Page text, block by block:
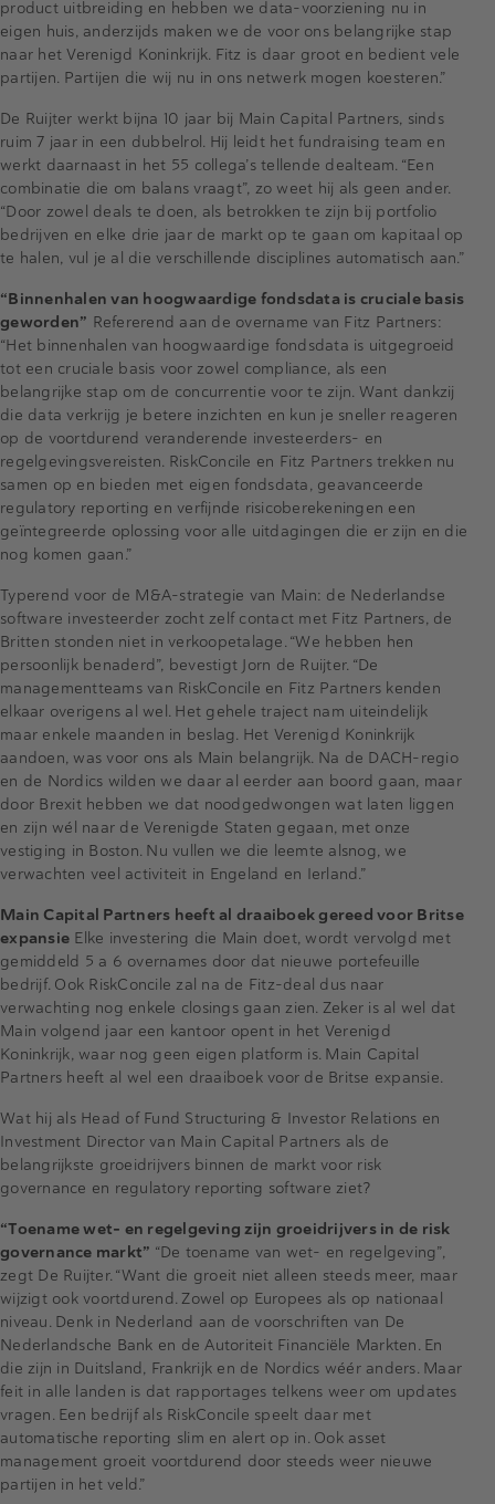
product uitbreiding en hebben we data-voorziening nu in
eigen huis, anderzijds maken we de voor ons belangrijke stap
naar het Verenigd Koninkrijk. Fitz is daar groot en bedient vele
partijen. Partijen die wij nu in ons netwerk mogen koesteren.”
De Ruijter werkt bijna 10 jaar bij Main Capital Partners, sinds
ruim 7 jaar in een dubbelrol. Hij leidt het fundraising team en
werkt daarnaast in het 55 collega’s tellende dealteam. “Een
combinatie die om balans vraagt”, zo weet hij als geen ander.
“Door zowel deals te doen, als betrokken te zijn bij portfolio
bedrijven en elke drie jaar de markt op te gaan om kapitaal op
te halen, vul je al die verschillende disciplines automatisch aan.”
“Binnenhalen van hoogwaardige fondsdata is cruciale basis
geworden” Refererend aan de overname van Fitz Partners:
“Het binnenhalen van hoogwaardige fondsdata is uitgegroeid
tot een cruciale basis voor zowel compliance, als een
belangrijke stap om de concurrentie voor te zijn. Want dankzij
die data verkrijg je betere inzichten en kun je sneller reageren
op de voortdurend veranderende investeerders- en
regelgevingsvereisten. RiskConcile en Fitz Partners trekken nu
samen op en bieden met eigen fondsdata, geavanceerde
regulatory reporting en verfijnde risicoberekeningen een
geïntegreerde oplossing voor alle uitdagingen die er zijn en die
nog komen gaan.”
Typerend voor de M&A-strategie van Main: de Nederlandse
software investeerder zocht zelf contact met Fitz Partners, de
Britten stonden niet in verkoopetalage. “We hebben hen
persoonlijk benaderd”, bevestigt Jorn de Ruijter. “De
managementteams van RiskConcile en Fitz Partners kenden
elkaar overigens al wel. Het gehele traject nam uiteindelijk
maar enkele maanden in beslag. Het Verenigd Koninkrijk
aandoen, was voor ons als Main belangrijk. Na de DACH-regio
en de Nordics wilden we daar al eerder aan boord gaan, maar
door Brexit hebben we dat noodgedwongen wat laten liggen
en zijn wél naar de Verenigde Staten gegaan, met onze
vestiging in Boston. Nu vullen we die leemte alsnog, we
verwachten veel activiteit in Engeland en Ierland.”
Main Capital Partners heeft al draaiboek gereed voor Britse
expansie Elke investering die Main doet, wordt vervolgd met
gemiddeld 5 a 6 overnames door dat nieuwe portefeuille
bedrijf. Ook RiskConcile zal na de Fitz-deal dus naar
verwachting nog enkele closings gaan zien. Zeker is al wel dat
Main volgend jaar een kantoor opent in het Verenigd
Koninkrijk, waar nog geen eigen platform is. Main Capital
Partners heeft al wel een draaiboek voor de Britse expansie.
Wat hij als Head of Fund Structuring & Investor Relations en
Investment Director van Main Capital Partners als de
belangrijkste groeidrijvers binnen de markt voor risk
governance en regulatory reporting software ziet?
“Toename wet- en regelgeving zijn groeidrijvers in de risk
governance markt” “De toename van wet- en regelgeving”,
zegt De Ruijter. “Want die groeit niet alleen steeds meer, maar
wijzigt ook voortdurend. Zowel op Europees als op nationaal
niveau. Denk in Nederland aan de voorschriften van De
Nederlandsche Bank en de Autoriteit Financiële Markten. En
die zijn in Duitsland, Frankrijk en de Nordics wéér anders. Maar
feit in alle landen is dat rapportages telkens weer om updates
vragen. Een bedrijf als RiskConcile speelt daar met
automatische reporting slim en alert op in. Ook asset
management groeit voortdurend door steeds weer nieuwe
partijen in het veld.”